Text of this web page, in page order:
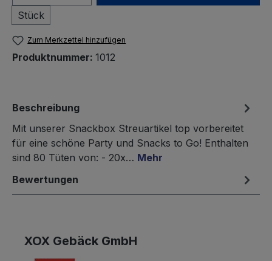
Stück
Zum Merkzettel hinzufügen
Produktnummer: 1012
Beschreibung
Mit unserer Snackbox Streuartikel top vorbereitet
für eine schöne Party und Snacks to Go! Enthalten
sind 80 Tüten von: - 20x… Mehr
Bewertungen
XOX Gebäck GmbH